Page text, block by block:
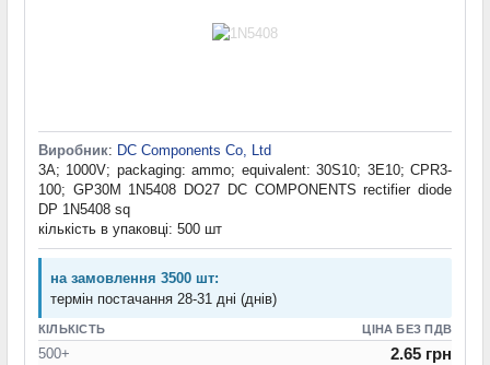
Виробник: DC Components Co, Ltd
3A; 1000V; packaging: ammo; equivalent: 30S10; 3E10; CPR3-
100; GP30M 1N5408 DO27 DC COMPONENTS rectifier diode
DP 1N5408 sq
кількість в упаковці: 500 шт
на замовлення 3500 шт:
термін постачання 28-31 дні (днів)
КІЛЬКІСТЬ ЦІНА БЕЗ ПДВ
500+ 2.65 грн